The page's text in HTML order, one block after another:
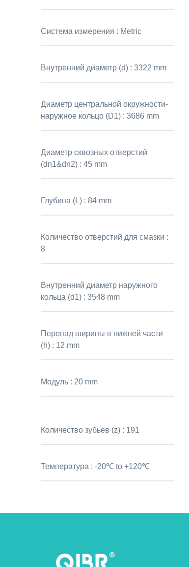
Система измерения : Metric
Внутренний диаметр (d) :3322 mm
Диаметр центральной окружности-
наружное кольцо (D1) :3686 mm
Диаметр сквозных отверстий
(dn1&dn2) :45 mm
Глубина (L) :84 mm
Количество отверстий для смазки :
8
Внутренний диаметр наружного
кольца (d1) :3548 mm
Перепад ширины в нижней части
(h) : 12 mm
Модуль : 20 mm
Количество зубьев (z) : 191
Температура :-20℃ to +120℃